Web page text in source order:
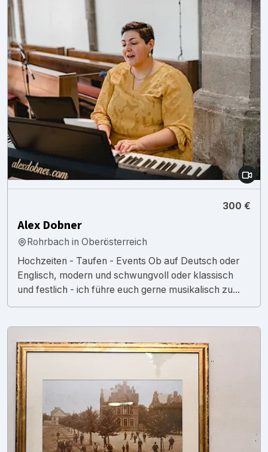
300 €
Alex Dobner
Rohrbach in Oberösterreich
Hochzeiten - Taufen - Events Ob auf Deutsch oder
Englisch, modern und schwungvoll oder klassisch
und festlich - ich führe euch gerne musikalisch zu...